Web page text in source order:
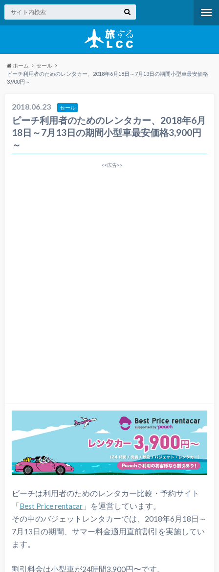
ホーム
セール
ピーチ利用者のためのレンタカー、2018年6月18日～7月13日の期間小型車最安価格
3,900円～
2018.06.23 セール
ピーチ利用者のためのレンタカー、2018年6月
18日～7月13日の期間小型車最安価格3,900円
～
<<広告>>
ピーチは利用者のためのレンタカー比較・予約サイト
「Best Price rentacar」を運営しています。
その中のバジェットレンタカーでは、2018年6月18日～
7月13日の期間、サマー料金適用直前割引を実施してい
ます。
割引料金は小型車が24時間3,900円〜です。